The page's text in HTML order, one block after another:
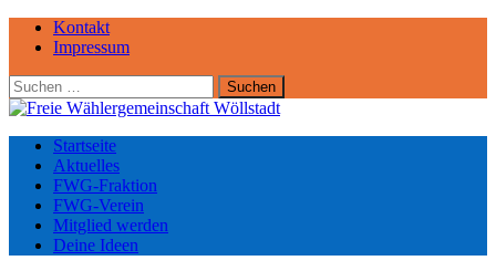
Kontakt
Impressum
Suchen
nach:
Startseite
Aktuelles
FWG-Fraktion
FWG-Verein
Mitglied werden
Deine Ideen